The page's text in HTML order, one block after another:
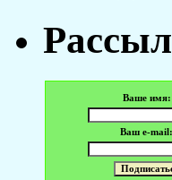
Ваше имя:
Ваш e-mail: